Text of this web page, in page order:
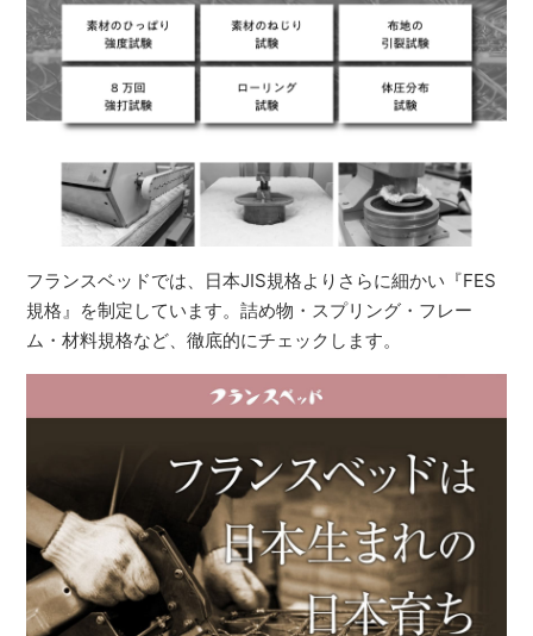
フランスベッドでは、日本JIS規格よりさらに細かい『FES
規格』を制定しています。詰め物・スプリング・フレー
ム・材料規格など、徹底的にチェックします。